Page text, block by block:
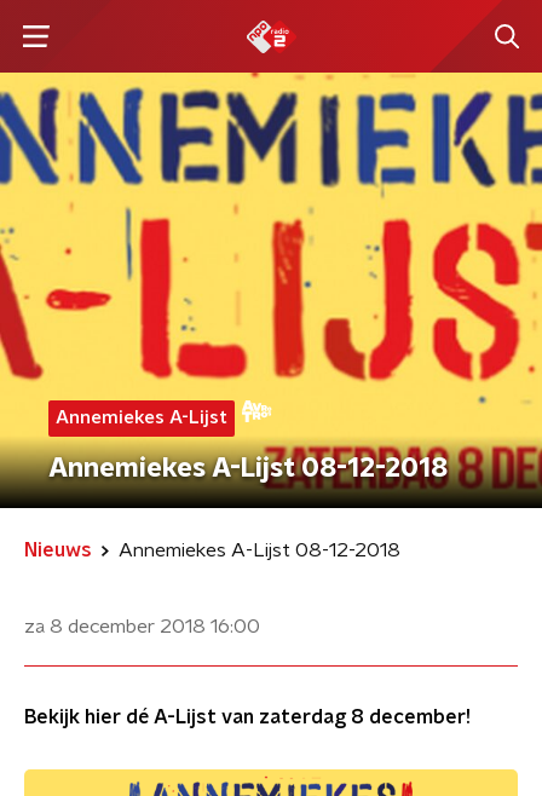
Annemiekes A-Lijst
Annemiekes A-Lijst 08-12-2018
Nieuws Annemiekes A-Lijst 08-12-2018
za 8 december 2018 16:00
Bekijk hier dé A-Lijst van zaterdag 8 december!